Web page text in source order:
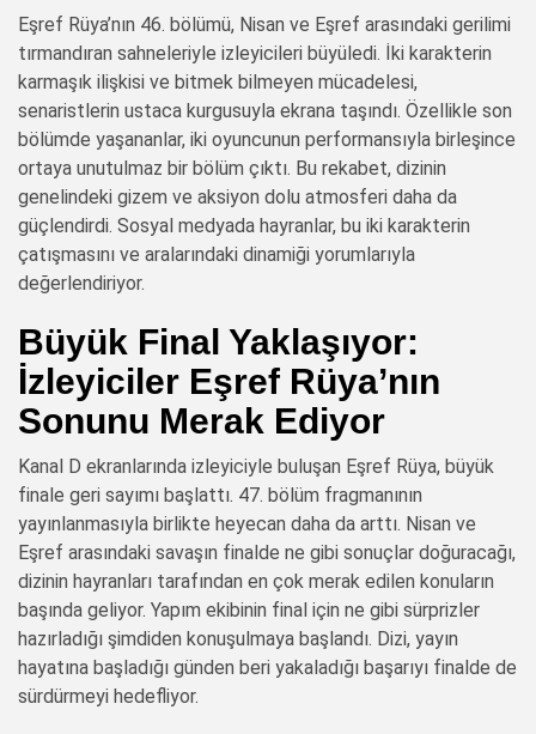
Eşref Rüya’nın 46. bölümü, Nisan ve Eşref arasındaki gerilimi
tırmandıran sahneleriyle izleyicileri büyüledi. İki karakterin
karmaşık ilişkisi ve bitmek bilmeyen mücadelesi,
senaristlerin ustaca kurgusuyla ekrana taşındı. Özellikle son
bölümde yaşananlar, iki oyuncunun performansıyla birleşince
ortaya unutulmaz bir bölüm çıktı. Bu rekabet, dizinin
genelindeki gizem ve aksiyon dolu atmosferi daha da
güçlendirdi. Sosyal medyada hayranlar, bu iki karakterin
çatışmasını ve aralarındaki dinamiği yorumlarıyla
değerlendiriyor.
Büyük Final Yaklaşıyor:
İzleyiciler Eşref Rüya’nın
Sonunu Merak Ediyor
Kanal D ekranlarında izleyiciyle buluşan Eşref Rüya, büyük
finale geri sayımı başlattı. 47. bölüm fragmanının
yayınlanmasıyla birlikte heyecan daha da arttı. Nisan ve
Eşref arasındaki savaşın finalde ne gibi sonuçlar doğuracağı,
dizinin hayranları tarafından en çok merak edilen konuların
başında geliyor. Yapım ekibinin final için ne gibi sürprizler
hazırladığı şimdiden konuşulmaya başlandı. Dizi, yayın
hayatına başladığı günden beri yakaladığı başarıyı finalde de
sürdürmeyi hedefliyor.